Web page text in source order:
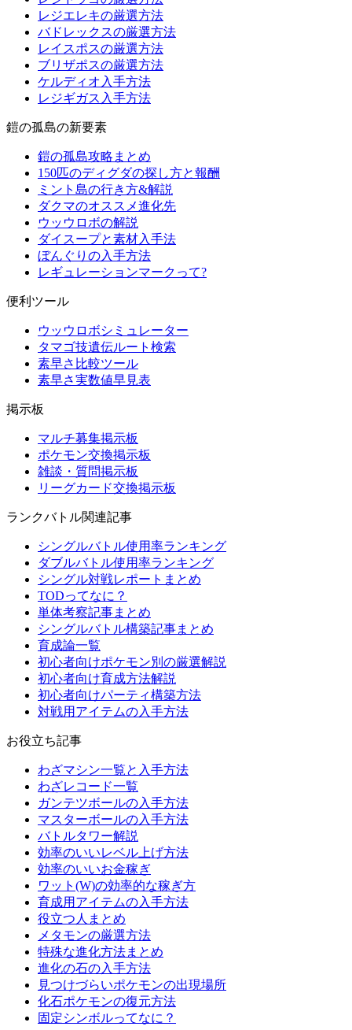
レジエレキの厳選方法
バドレックスの厳選方法
レイスポスの厳選方法
ブリザポスの厳選方法
ケルディオ入手方法
レジギガス入手方法
鎧の孤島の新要素
鎧の孤島攻略まとめ
150匹のディグダの探し方と報酬
ミント島の行き方&解説
ダクマのオススメ進化先
ウッウロボの解説
ダイスープと素材入手法
ぼんぐりの入手方法
レギュレーションマークって?
便利ツール
ウッウロボシミュレーター
タマゴ技遺伝ルート検索
素早さ比較ツール
素早さ実数値早見表
掲示板
マルチ募集掲示板
ポケモン交換掲示板
雑談・質問掲示板
リーグカード交換掲示板
ランクバトル関連記事
シングルバトル使用率ランキング
ダブルバトル使用率ランキング
シングル対戦レポートまとめ
TODってなに？
単体考察記事まとめ
シングルバトル構築記事まとめ
育成論一覧
初心者向けポケモン別の厳選解説
初心者向け育成方法解説
初心者向けパーティ構築方法
対戦用アイテムの入手方法
お役立ち記事
わざマシン一覧と入手方法
わざレコード一覧
ガンテツボールの入手方法
マスターボールの入手方法
バトルタワー解説
効率のいいレベル上げ方法
効率のいいお金稼ぎ
ワット(W)の効率的な稼ぎ方
育成用アイテムの入手方法
役立つ人まとめ
メタモンの厳選方法
特殊な進化方法まとめ
進化の石の入手方法
見つけづらいポケモンの出現場所
化石ポケモンの復元方法
固定シンボルってなに？